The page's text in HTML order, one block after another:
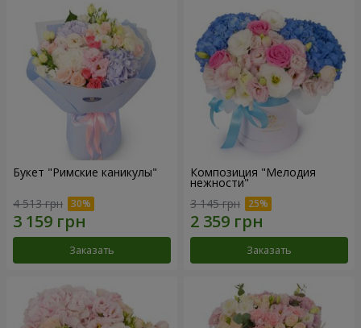
Букет "Римские каникулы"
4 513 грн
Заказать
Композиция "Мелодия
нежности"
3 145 грн
Заказать